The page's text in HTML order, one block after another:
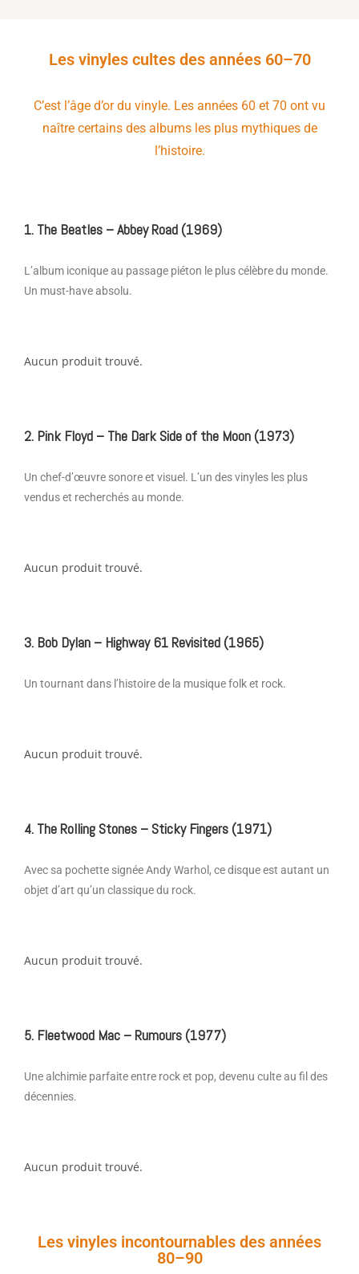
Les vinyles cultes des années 60–70
C’est l’âge d’or du vinyle. Les années 60 et 70 ont vu
naître certains des albums les plus mythiques de
l’histoire.
1. The Beatles – Abbey Road (1969)
L’album iconique au passage piéton le plus célèbre du monde.
Un must-have absolu.
Aucun produit trouvé.
2. Pink Floyd – The Dark Side of the Moon (1973)
Un chef-d’œuvre sonore et visuel. L’un des vinyles les plus
vendus et recherchés au monde.
Aucun produit trouvé.
3. Bob Dylan – Highway 61 Revisited (1965)
Un tournant dans l’histoire de la musique folk et rock.
Aucun produit trouvé.
4. The Rolling Stones – Sticky Fingers (1971)
Avec sa pochette signée Andy Warhol, ce disque est autant un
objet d’art qu’un classique du rock.
Aucun produit trouvé.
5. Fleetwood Mac – Rumours (1977)
Une alchimie parfaite entre rock et pop, devenu culte au fil des
décennies.
Aucun produit trouvé.
Les vinyles incontournables des années
80–90